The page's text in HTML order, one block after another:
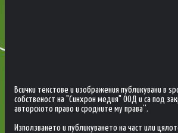
Всички текстове и изображения публикувани в
собственост на "Синхрон медия" ООД и са под
авторското право и сродните му права“.
Използването и публикуването на част или